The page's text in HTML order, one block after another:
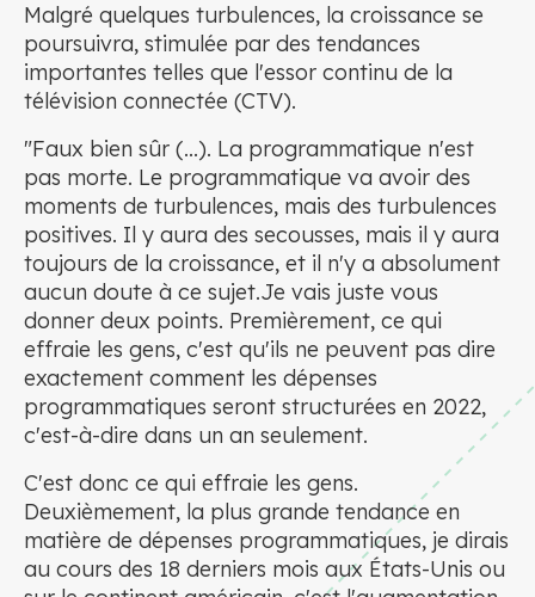
Malgré quelques turbulences, la croissance se
poursuivra, stimulée par des tendances
importantes telles que l'essor continu de la
télévision connectée (CTV).
"Faux bien sûr (...). La programmatique n'est
pas morte. Le programmatique va avoir des
moments de turbulences, mais des turbulences
positives. Il y aura des secousses, mais il y aura
toujours de la croissance, et il n'y a absolument
aucun doute à ce sujet.Je vais juste vous
donner deux points. Premièrement, ce qui
effraie les gens, c'est qu'ils ne peuvent pas dire
exactement comment les dépenses
programmatiques seront structurées en 2022,
c'est-à-dire dans un an seulement.
C'est donc ce qui effraie les gens.
Deuxièmement, la plus grande tendance en
matière de dépenses programmatiques, je dirais
au cours des 18 derniers mois aux États-Unis ou